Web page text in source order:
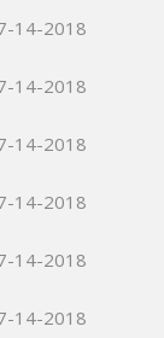
14-2018
14-2018
14-2018
14-2018
14-2018
14-2018